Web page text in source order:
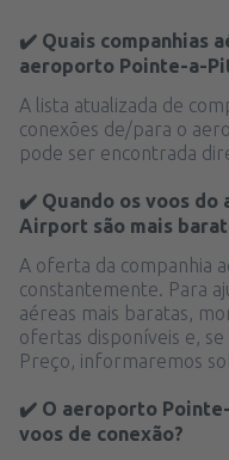
✔️ Quais companhias
aeroporto Pointe-a-
A lista atualizada de
conexões de/para o
pode ser encontrada
✔️ Quando os voos
Airport são mais
A oferta da companhia
constantemente. Para
aéreas mais baratas,
ofertas disponíveis e,
Preço, informaremos
✔️ O aeroporto
voos de conexão?